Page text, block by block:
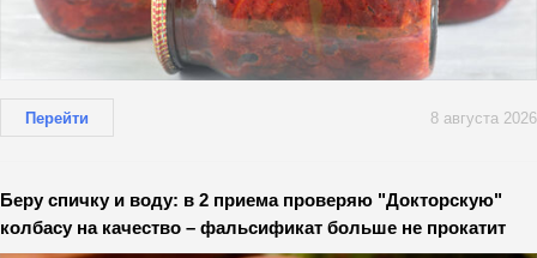
Перейти 8 августа 2026
Беру спичку и воду: в 2 приема проверяю "Докторскую"
колбасу на качество – фальсификат больше не прокатит